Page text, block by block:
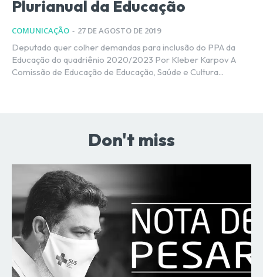
Plurianual da Educação
COMUNICAÇÃO - 27 DE AGOSTO DE 2019
Deputado quer colher demandas para inclusão do PPA da
Educação do quadriênio 2020/2023 Por Kleber Karpov A
Comissão de Educação de Educação, Saúde e Cultura...
Don't miss